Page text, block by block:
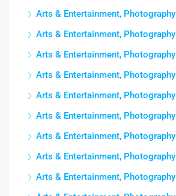
Arts & Entertainment, Photography
Arts & Entertainment, Photography
Arts & Entertainment, Photography
Arts & Entertainment, Photography
Arts & Entertainment, Photography
Arts & Entertainment, Photography
Arts & Entertainment, Photography
Arts & Entertainment, Photography
Arts & Entertainment, Photography